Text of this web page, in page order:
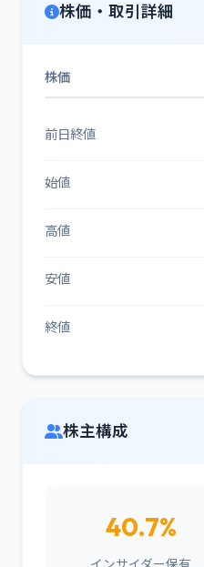
株価・取引詳細
株価
前日終値
始値
高値
安値
終値
株主構成
40.7%